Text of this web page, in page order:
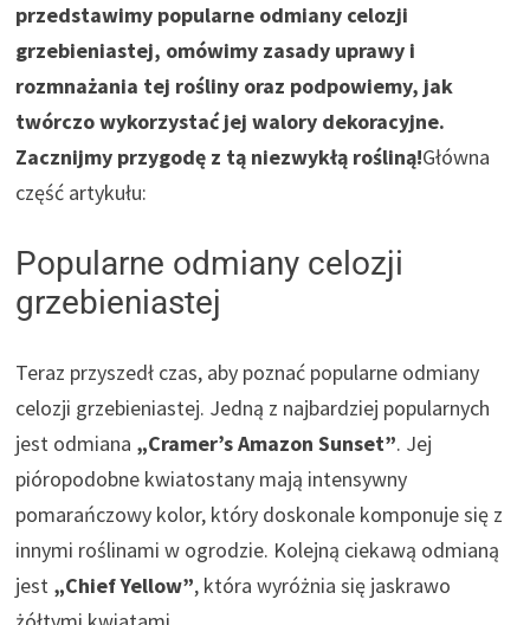
przedstawimy popularne odmiany celozji
grzebieniastej, omówimy zasady uprawy i
rozmnażania tej rośliny oraz podpowiemy, jak
twórczo wykorzystać jej walory dekoracyjne.
Zacznijmy przygodę z tą niezwykłą rośliną!Główna
część artykułu:
Popularne odmiany celozji
grzebieniastej
Teraz przyszedł czas, aby poznać popularne odmiany
celozji grzebieniastej. Jedną z najbardziej popularnych
jest odmiana „Cramer’s Amazon Sunset”. Jej
pióropodobne kwiatostany mają intensywny
pomarańczowy kolor, który doskonale komponuje się z
innymi roślinami w ogrodzie. Kolejną ciekawą odmianą
jest „Chief Yellow”, która wyróżnia się jaskrawo